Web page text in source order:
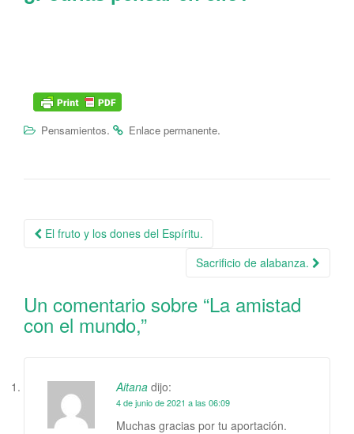
Pensamientos. Enlace permanente.
Navegación de la entrada
El fruto y los dones del Espíritu.
Sacrificio de alabanza.
Un comentario sobre “La amistad
con el mundo,”
Aitana dijo:
4 de junio de 2021 a las 06:09
Muchas gracias por tu aportación.